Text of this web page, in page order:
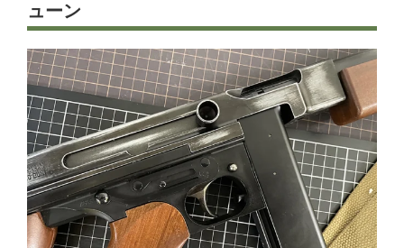
ガスガン
モデルガン
無可動実銃
カスタムパーツ
ミリタリーグッズ
ナイフ
日本刀・模造刀
アーチェリー
ューン